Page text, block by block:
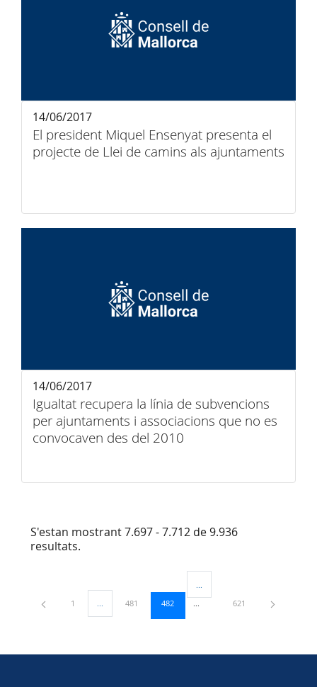
El president Miquel Ensenyat presenta el
projecte de Llei de camins als ajuntaments
14/06/2017
Igualtat recupera la línia de subvencions
per ajuntaments i associacions que no es
convocaven des del 2010
14/06/2017
S'estan mostrant 7.697 - 7.712 de 9.936
resultats.
Pàgina
1 ...Pàgines intermèdies Utilitzeu TAB per navegar.
Pàgina
481 Pàgina
482
Pàgines intermèdies Utilitzeu
Pàgina
621